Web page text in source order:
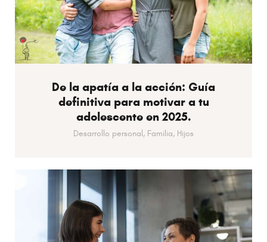
De la apatía a la acción: Guía
definitiva para motivar a tu
adolescente en 2025.
Desarrollo personal, Familia, Hijos